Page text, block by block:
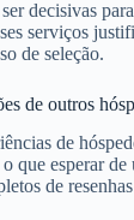
decisivas
serviços
de seleção.
de outros
de
que esperar
de